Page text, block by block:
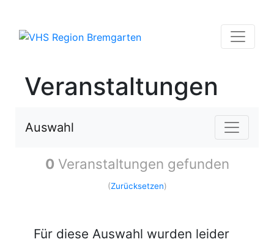
Veranstaltungen
Auswahl
0 Veranstaltungen gefunden
(Zurücksetzen)
Für diese Auswahl wurden leider